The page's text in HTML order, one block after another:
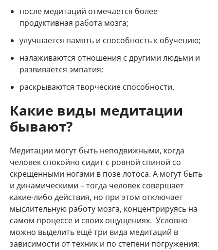
после медитаций отмечается более
продуктивная работа мозга;
улучшается память и способность к обучению;
налаживаются отношения с другими людьми и
развивается эмпатия;
раскрываются творческие способности.
Какие виды медитации
бывают?
Медитации могут быть неподвижными, когда
человек спокойно сидит с ровной спиной со
скрещенными ногами в позе лотоса. А могут быть
и динамическими – тогда человек совершает
какие-либо действия, но при этом отключает
мыслительную работу мозга, концентрируясь на
самом процессе и своих ощущениях. Условно
можно выделить ещё три вида медитаций в
зависимости от техник и по степени погружения: